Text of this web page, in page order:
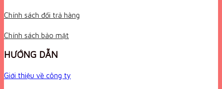
Chính sách đổi trả hàng
Chính sách bảo mật
HƯỚNG DẪN
Giới thiệu về công ty